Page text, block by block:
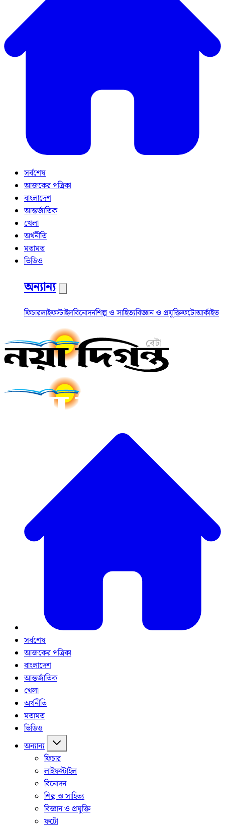
সর্বশেষ
আজকের পত্রিকা
বাংলাদেশ
আন্তর্জাতিক
খেলা
অর্থনীতি
মতামত
ভিডিও
অন্যান্য
ফিচারলাইফস্টাইলবিনোদনশিল্প ও সাহিত্যবিজ্ঞান ও প্রযুক্তিফটোআর্কাইভ
সর্বশেষ
আজকের পত্রিকা
বাংলাদেশ
আন্তর্জাতিক
খেলা
অর্থনীতি
মতামত
ভিডিও
অন্যান্য
ফিচার
লাইফস্টাইল
বিনোদন
শিল্প ও সাহিত্য
বিজ্ঞান ও প্রযুক্তি
ফটো